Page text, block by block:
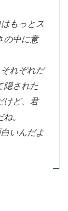
もっとス
の中に意
れぞれだ
隠された
けど、君
。
いんだよ